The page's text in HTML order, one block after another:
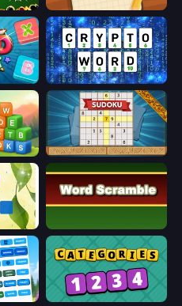
Simple Words
Cryptoword
Kitty Scramble: Word Stacks Sudoku Online
Associations - Word Connect Categories